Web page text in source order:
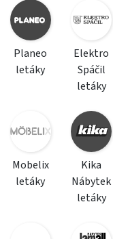
Planeo
letáky
Elektro
Spáčil
letáky
Mobelix
letáky
Kika
Nábytek
letáky